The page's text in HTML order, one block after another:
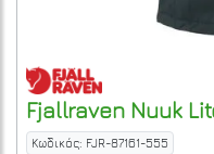
Fjallraven Nuuk
Κωδικός: FJR-87161-555